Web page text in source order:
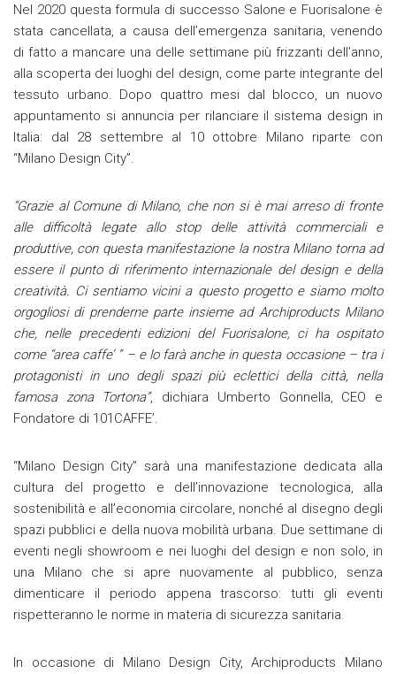
Nel 2020 questa formula di successo Salone e Fuorisalone è
stata cancellata, a causa dell’emergenza sanitaria, venendo
di fatto a mancare una delle settimane più frizzanti dell’anno,
alla scoperta dei luoghi del design, come parte integrante del
tessuto urbano. Dopo quattro mesi dal blocco, un nuovo
appuntamento si annuncia per rilanciare il sistema design in
Italia: dal 28 settembre al 10 ottobre Milano riparte con
“Milano Design City”.
“Grazie al Comune di Milano, che non si è mai arreso di fronte
alle difficoltà legate allo stop delle attività commerciali e
produttive, con questa manifestazione la nostra Milano torna ad
essere il punto di riferimento internazionale del design e della
creatività. Ci sentiamo vicini a questo progetto e siamo molto
orgogliosi di prenderne parte insieme ad Archiproducts Milano
che, nelle precedenti edizioni del Fuorisalone, ci ha ospitato
come “area caffe’ ” – e lo farà anche in questa occasione – tra i
protagonisti in uno degli spazi più eclettici della città, nella
famosa zona Tortona”, dichiara Umberto Gonnella, CEO e
Fondatore di 101CAFFE’.
“Milano Design City” sarà una manifestazione dedicata alla
cultura del progetto e dell’innovazione tecnologica, alla
sostenibilità e all’economia circolare, nonché al disegno degli
spazi pubblici e della nuova mobilità urbana. Due settimane di
eventi negli showroom e nei luoghi del design e non solo, in
una Milano che si apre nuovamente al pubblico, senza
dimenticare il periodo appena trascorso: tutti gli eventi
rispetteranno le norme in materia di sicurezza sanitaria.
In occasione di Milano Design City, Archiproducts Milano